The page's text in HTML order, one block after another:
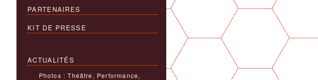
PARTENAIRES
KIT DE PRESSE
ACTUALITÉS
Photos : Théâtre, Performance,